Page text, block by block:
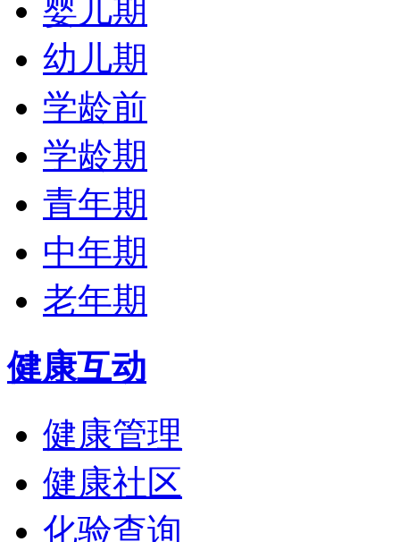
婴儿期
幼儿期
学龄前
学龄期
青年期
中年期
老年期
健康互动
健康管理
健康社区
化验查询